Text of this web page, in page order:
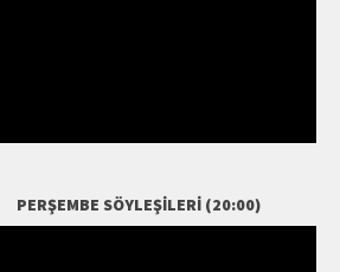
PERŞEMBE SÖYLEŞILERI (20:00)